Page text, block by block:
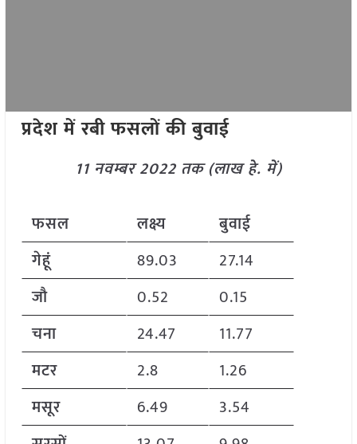
प्रदेश में रबी फसलों की बुवाई
11 नवम्बर 2022 तक (लाख हे. में)
फसल लक्ष्य
बुवाई
गेहूं
89.03
27.14
जौ
0.52
0.15
चना
24.47
11.77
मटर
2.8
1.26
मसूर
6.49
3.54